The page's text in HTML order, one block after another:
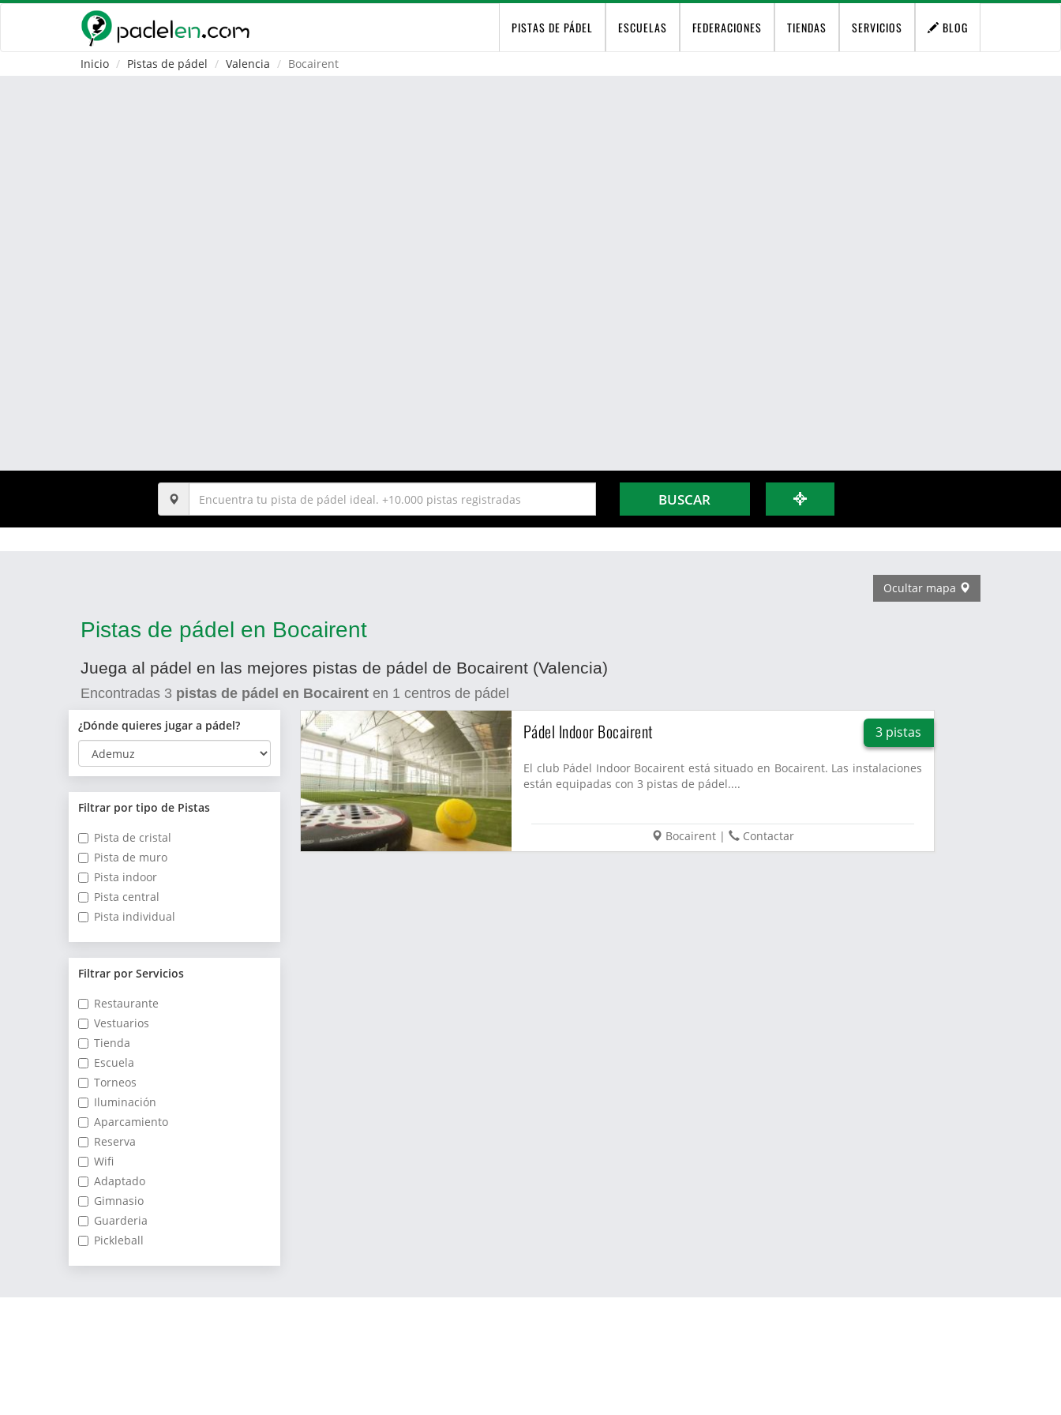
PISTAS DE PÁDEL ESCUELAS FEDERACIONES TIENDAS SERVICIOS BLOG
Inicio Pistas de pádel Valencia Bocairent
BUSCAR
Ocultar mapa
Pistas de pádel en Bocairent
Juega al pádel en las mejores pistas de pádel de Bocairent (Valencia)
Encontradas 3 pistas de pádel en Bocairent en 1 centros de pádel
¿Dónde quieres jugar a pádel?
Filtrar por tipo de Pistas
Pista de cristal
Pista de muro
Pista indoor
Pista central
Pista individual
Filtrar por Servicios
Restaurante
Vestuarios
Tienda
Escuela
Torneos
Iluminación
Aparcamiento
Reserva
Wifi
Adaptado
Gimnasio
Guarderia
Pickleball
Pádel Indoor Bocairent 3 pistas
El club Pádel Indoor Bocairent está situado en Bocairent. Las instalaciones
están equipadas con 3 pistas de pádel....
Bocairent| Contactar